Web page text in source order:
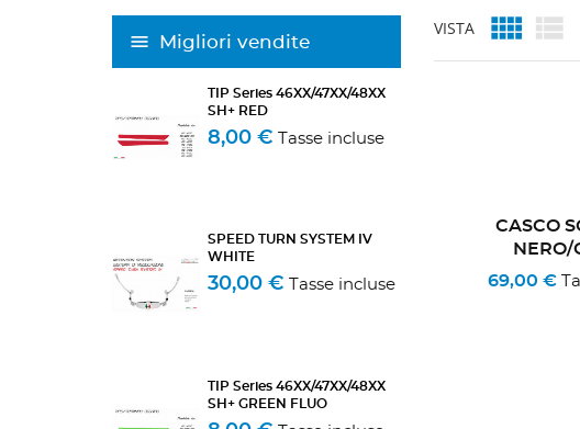
Migliori vendite
TIP Series 46XX/47XX/48XX
SH+ RED
8,00 € Tasse incluse
SPEED TURN SYSTEM IV
WHITE
30,00 € Tasse incluse
TIP Series 46XX/47XX/48XX
SH+ GREEN FLUO
VISTA  
CASCO
NERO/
69,00 €